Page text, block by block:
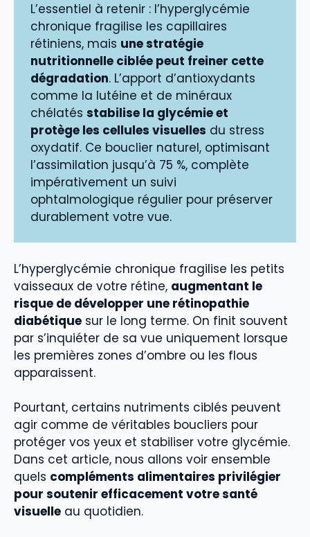
L’essentiel à retenir : l’hyperglycémie
chronique fragilise les capillaires
rétiniens, mais une stratégie
nutritionnelle ciblée peut freiner cette
dégradation. L’apport d’antioxydants
comme la lutéine et de minéraux
chélatés stabilise la glycémie et
protège les cellules visuelles du stress
oxydatif. Ce bouclier naturel, optimisant
l’assimilation jusqu’à 75 %, complète
impérativement un suivi
ophtalmologique régulier pour préserver
durablement votre vue.
L’hyperglycémie chronique fragilise les petits
vaisseaux de votre rétine, augmentant le
risque de développer une rétinopathie
diabétique sur le long terme. On finit souvent
par s’inquiéter de sa vue uniquement lorsque
les premières zones d’ombre ou les flous
apparaissent.
Pourtant, certains nutriments ciblés peuvent
agir comme de véritables boucliers pour
protéger vos yeux et stabiliser votre glycémie.
Dans cet article, nous allons voir ensemble
quels compléments alimentaires privilégier
pour soutenir efficacement votre santé
visuelle au quotidien.